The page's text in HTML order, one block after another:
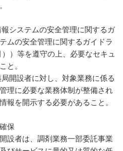
システムの安全管理に関するガ
ムの安全管理に関するガイドラ
）等を遵守の上、必要なセキュ
と。
開設者に対し、対象業務に係る
理に必要な業務体制が整備され
報を開示する必要があること。
保
設者は、調剤業務一部委託事業